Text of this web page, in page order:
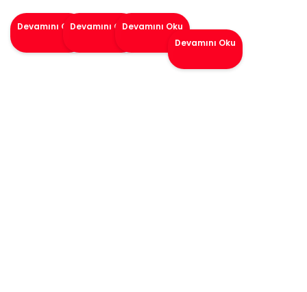
Devamını OkuDevamını OkuDevamını Oku
Devamını Oku